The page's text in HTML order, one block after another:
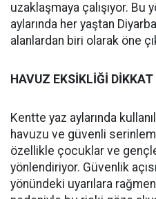
uzaklaşmaya çalışıyor. Bu
aylarında her yaştan
alanlardan biri olarak öne
HAVUZ EKSİKLİĞİ DİKKAT
Kentte yaz aylarında
havuzu ve güvenli
özellikle çocuklar ve
yönlendiriyor. Güvenlik
yönündeki uyarılara